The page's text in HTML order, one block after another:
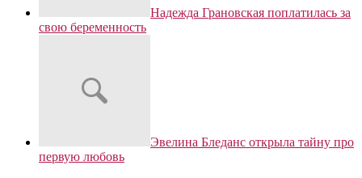
Надежда Грановская поплатилась за
свою беременность
Эвелина Бледанс открыла тайну про
первую любовь